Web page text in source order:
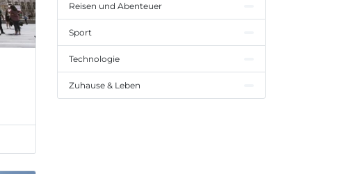
Reisen und Abenteuer
Sport
Technologie
Zuhause & Leben